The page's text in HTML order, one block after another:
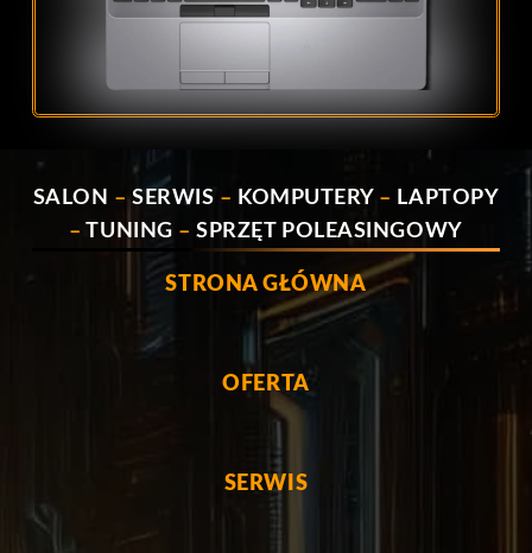
SALON –SERWIS – KOMPUTERY – LAPTOPY
– TUNING – SPRZĘT POLEASINGOWY
STRONA GŁÓWNA
OFERTA
SERWIS